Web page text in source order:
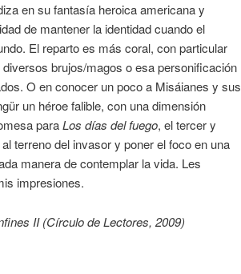
en su fantasía heroica americana y
de mantener la identidad cuando el
El reparto es más coral, con particular
brujos/magos o esa personificación
O en conocer un poco a Misáianes y sus
un héroe falible, con una dimensión
paraLos días del fuego, el tercer y
terreno del invasor y poner el foco en una
manera de contemplar la vida. Les
impresiones.
II (Círculo de Lectores, 2009)